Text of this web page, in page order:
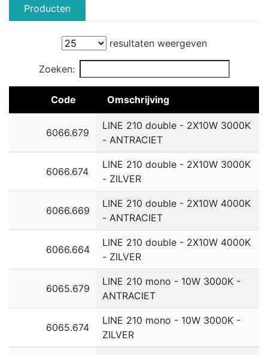
Producten
resultaten weergeven
Zoeken:
Code Omschrijving
6066.679
LINE 210 double - 2X10W 3000K
- ANTRACIET
6066.674
LINE 210 double - 2X10W 3000K
- ZILVER
6066.669
LINE 210 double - 2X10W 4000K
- ANTRACIET
6066.664
LINE 210 double - 2X10W 4000K
- ZILVER
6065.679
LINE 210 mono - 10W 3000K -
ANTRACIET
6065.674
LINE 210 mono - 10W 3000K -
ZILVER